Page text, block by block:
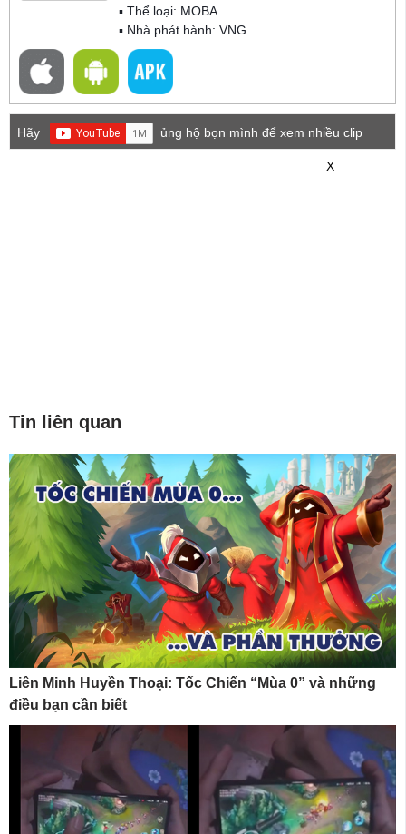
▪ Thể loại: MOBA
▪ Nhà phát hành: VNG
Hãy
ủng hộ bọn mình để xem nhiều clip
X
Tin liên quan
Liên Minh Huyền Thoại: Tốc Chiến “Mùa 0” và những
điều bạn cần biết